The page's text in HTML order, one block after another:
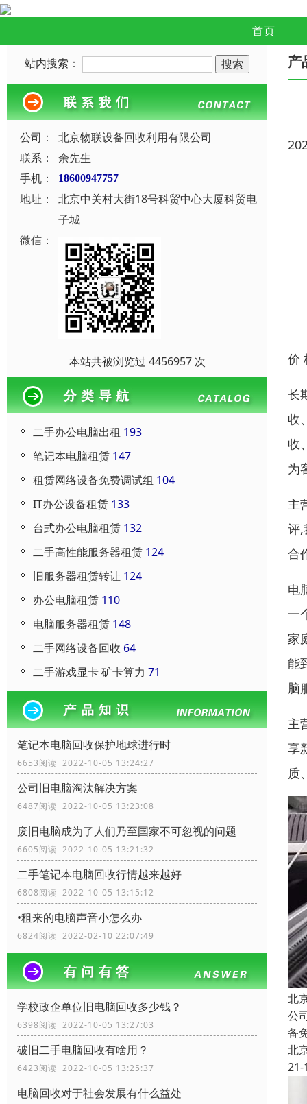
首页
站内搜索：
公司：
北京物联设备回收利用有限公司
联系：
余先生
手机：
18600947757
地址：
北京中关村大街18号科贸中心大厦科贸电
子城
微信：
本站共被浏览过 4456957 次
二手办公电脑出租 193
笔记本电脑租赁 147
租赁网络设备免费调试组 104
IT办公设备租赁 133
台式办公电脑租赁 132
二手高性能服务器租赁 124
旧服务器租赁转让 124
办公电脑租赁 110
电脑服务器租赁 148
二手网络设备回收 64
二手游戏显卡 矿卡算力 71
笔记本电脑回收保护地球进行时
6653阅读 2022-10-05 13:24:27
公司旧电脑淘汰解决方案
6487阅读 2022-10-05 13:23:08
废旧电脑成为了人们乃至国家不可忽视的问题
6605阅读 2022-10-05 13:21:32
二手笔记本电脑回收行情越来越好
6808阅读 2022-10-05 13:15:12
•租来的电脑声音小怎么办
6824阅读 2022-02-10 22:07:49
学校政企单位旧电脑回收多少钱？
6398阅读 2022-10-05 13:27:03
破旧二手电脑回收有啥用？
6423阅读 2022-10-05 13:25:37
电脑回收对于社会发展有什么益处
产
价
长
收
收
为
主
评,
合
电
一
家
能
脑
主
享
质
北
公
备
北
21-